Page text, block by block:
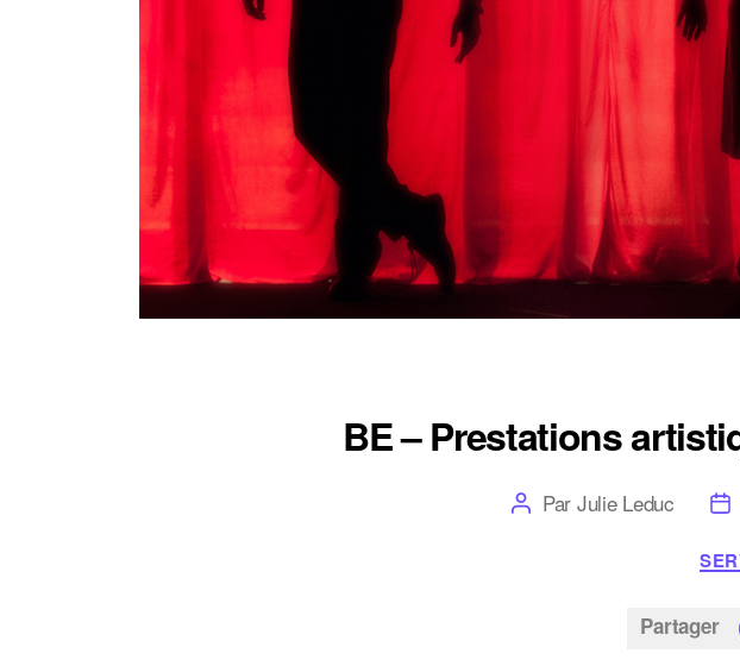
BE – Prestations
Auteur
de
Par Julie Leduc
de
Partager